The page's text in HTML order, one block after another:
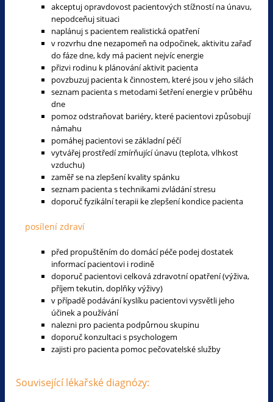
akceptuj opravdovost pacientových stížností na únavu,
nepodceňuj situaci
naplánuj s pacientem realistická opatření
v rozvrhu dne nezapomeň na odpočinek, aktivitu zařaď
do fáze dne, kdy má pacient nejvíc energie
přizvi rodinu k plánování aktivit pacienta
povzbuzuj pacienta k činnostem, které jsou v jeho silách
seznam pacienta s metodami šetření energie v průběhu
dne
pomoz odstraňovat bariéry, které pacientovi způsobují
námahu
pomáhej pacientovi se základní péčí
vytvářej prostředí zmírňující únavu (teplota, vlhkost
vzduchu)
zaměř se na zlepšení kvality spánku
seznam pacienta s technikami zvládání stresu
doporuč fyzikální terapii ke zlepšení kondice pacienta
posílení zdraví
před propuštěním do domácí péče podej dostatek
informací pacientovi i rodině
doporuč pacientovi celková zdravotní opatření (výživa,
příjem tekutin, doplňky výživy)
v případě podávání kyslíku pacientovi vysvětli jeho
účinek a používání
nalezni pro pacienta podpůrnou skupinu
doporuč konzultaci s psychologem
zajisti pro pacienta pomoc pečovatelské služby
Související lékařské diagnózy: